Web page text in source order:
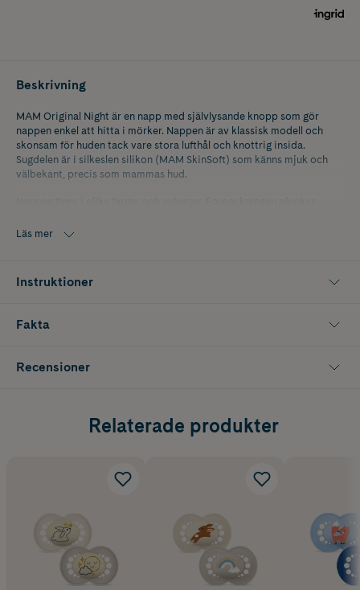
Beskrivning
MAM Original Night är en napp med självlysande knopp som gör
nappen enkel att hitta i mörker. Nappen är av klassisk modell och
skonsam för huden tack vare stora lufthål och knottrig insida.
Sugdelen är i silkeslen silikon (MAM SkinSoft) som känns mjuk och
välbekant, precis som mammas hud.
Läs mer
Instruktioner
Fakta
Recensioner
Relaterade produkter